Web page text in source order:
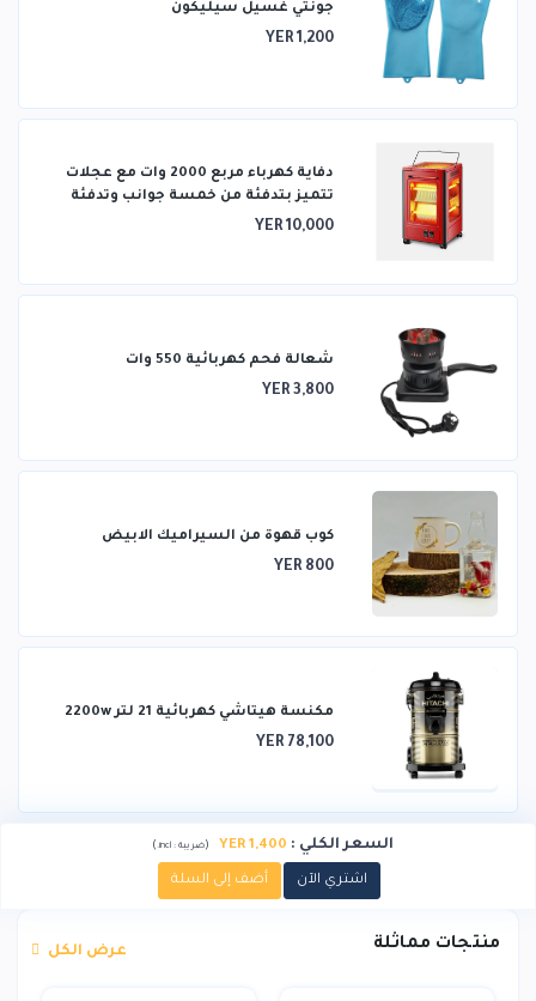
جونتي غسيل سيليكون
YER 1,200
دفاية كهرباء مربع 2000 وات مع عجلات
تتميز بتدفئة من خمسة جوانب وتدفئة
ثلاثية الأبعاد
YER 10,000
شعالة فحم كهربائية 550 وات
YER 3,800
كوب قهوة من السيراميك الابيض
YER 800
مكنسة هيتاشي كهربائية 21 لتر 2200w
YER 78,100
السعر الكلي :
YER 1,400
(ضريبة : incl.
)
اشتري الآن أضف إلى السلة
منتجات مماثلة عرض الكل